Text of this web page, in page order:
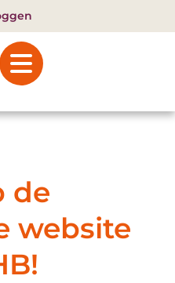
de
website